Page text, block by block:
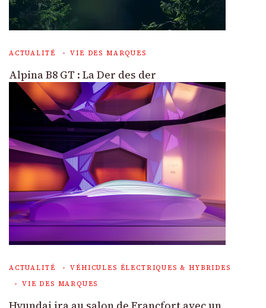
ACTUALITÉ VIE DES MARQUES
Alpina B8 GT : La Der des der
ACTUALITÉ
VÉHICULES ÉLECTRIQUES & HYBRIDES
VIE DES MARQUES